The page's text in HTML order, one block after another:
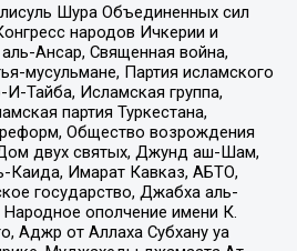
Шура Объединенных сил
народов Ичкерии и
Ансар, Священная война,
мусульмане, Партия исламского
Тайба, Исламская группа,
партия Туркестана,
Общество возрождения
двух святых, Джунд аш-Шам,
Каида, Имарат Кавказ, АБТО,
государство, Джабха аль-
ополчение имени К.
Аджр от Аллаха Субхану уа